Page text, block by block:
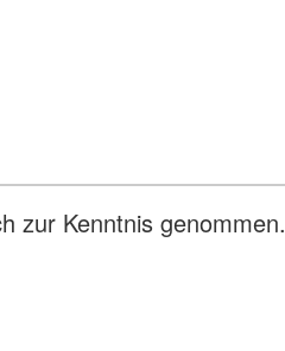
zur Kenntnis genommen.